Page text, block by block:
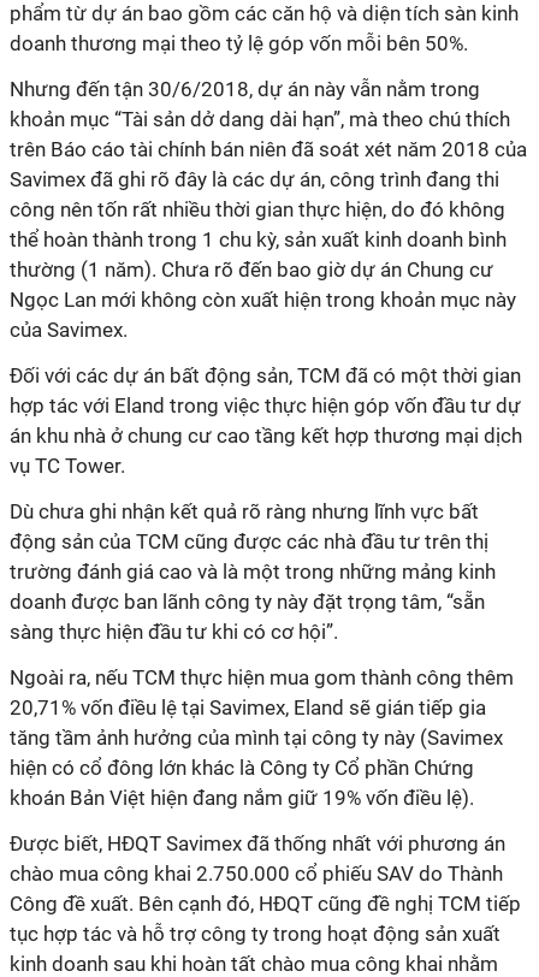
phẩm từ dự án bao gồm các căn hộ và diện tích sàn kinh
doanh thương mại theo tỷ lệ góp vốn mỗi bên 50%.
Nhưng đến tận 30/6/2018, dự án này vẫn nằm trong
khoản mục “Tài sản dở dang dài hạn”, mà theo chú thích
trên Báo cáo tài chính bán niên đã soát xét năm 2018 của
Savimex đã ghi rõ đây là các dự án, công trình đang thi
công nên tốn rất nhiều thời gian thực hiện, do đó không
thể hoàn thành trong 1 chu kỳ, sản xuất kinh doanh bình
thường (1 năm). Chưa rõ đến bao giờ dự án Chung cư
Ngọc Lan mới không còn xuất hiện trong khoản mục này
của Savimex.
Đối với các dự án bất động sản, TCM đã có một thời gian
hợp tác với Eland trong việc thực hiện góp vốn đầu tư dự
án khu nhà ở chung cư cao tầng kết hợp thương mại dịch
vụ TC Tower.
Dù chưa ghi nhận kết quả rõ ràng nhưng lĩnh vực bất
động sản của TCM cũng được các nhà đầu tư trên thị
trường đánh giá cao và là một trong những mảng kinh
doanh được ban lãnh công ty này đặt trọng tâm, “sẵn
sàng thực hiện đầu tư khi có cơ hội”.
Ngoài ra, nếu TCM thực hiện mua gom thành công thêm
20,71% vốn điều lệ tại Savimex, Eland sẽ gián tiếp gia
tăng tầm ảnh hưởng của mình tại công ty này (Savimex
hiện có cổ đông lớn khác là Công ty Cổ phần Chứng
khoán Bản Việt hiện đang nắm giữ 19% vốn điều lệ).
Được biết, HĐQT Savimex đã thống nhất với phương án
chào mua công khai 2.750.000 cổ phiếu SAV do Thành
Công đề xuất. Bên cạnh đó, HĐQT cũng đề nghị TCM tiếp
tục hợp tác và hỗ trợ công ty trong hoạt động sản xuất
kinh doanh sau khi hoàn tất chào mua công khai nhằm